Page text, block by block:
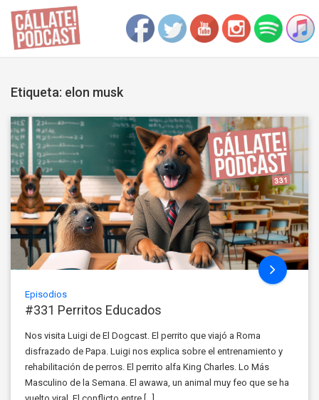
Etiqueta: elon musk
Episodios
#331 Perritos Educados
Nos visita Luigi de El Dogcast. El perrito que viajó a Roma
disfrazado de Papa. Luigi nos explica sobre el entrenamiento y
rehabilitación de perros. El perrito alfa King Charles. Lo Más
Masculino de la Semana. El awawa, un animal muy feo que se ha